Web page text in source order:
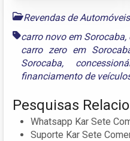
Revendas de
carro novo em Sorocaba,
carro zero em
Sorocaba,
financiamento de
Pesquisas
Whatsapp Kar Sete
Suporte Kar Sete